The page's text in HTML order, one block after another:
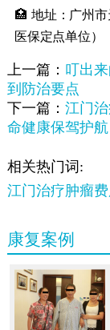
🏥 地址：广州
医保定点单位）
上一篇： 叮出
到防治要点
下一篇： 江门
命健康保驾护航
相关热门词:
江门治疗肿瘤
康复案例